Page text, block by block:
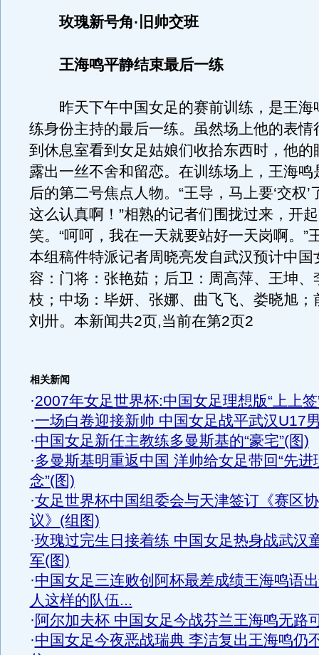
玫瑰新号角·旧帅交班
王海鸣平静结束最后一练
昨天下午中国女足的赛前训练，是王海
练身份主持的最后一练。虽然场上他的表情
到休息室看到女足姑娘们收拾东西时，他的
露出一丝不舍和留恋。在训练场上，王海鸣
后的第二号焦点人物。“王导，马上要‘交权’
这么认真啊！”相熟的记者们围拢过来，开
笑。“呵呵，我在一天就要站好一天岗啊。”
本组稿件特派记者周晓亮发自武汉预计中国
容：门将：张艳茹；后卫：周高萍、王坤、
枝；中场：毕妍、张娜、曲飞飞、娄晓旭；
刘卅。本新闻共2页,当前在第2页2
相关新闻
·2007年女足世界杯:中国女足理想版“上上签
·一场白卷迎接新帅 中国女足战平武汉U17
·中国女足新任主教练多曼斯基的“豪宅”(图)
·多曼斯基明重返中国 洋帅给女足带回“先进
念”(图)
·女足世界杯中国组委会与天津签订《赛区协
议》(组图)
·玫瑰过完生日接着练 中国女足热身战武汉
军(图)
·中国女足三连败创阿杯最差成绩王海鸣语
人这样的队伍...
·阿尔加夫杯 中国女足今战芬兰王海鸣无路
·中国女足今夜恶战瑞典 李洁复出王海鸣仍